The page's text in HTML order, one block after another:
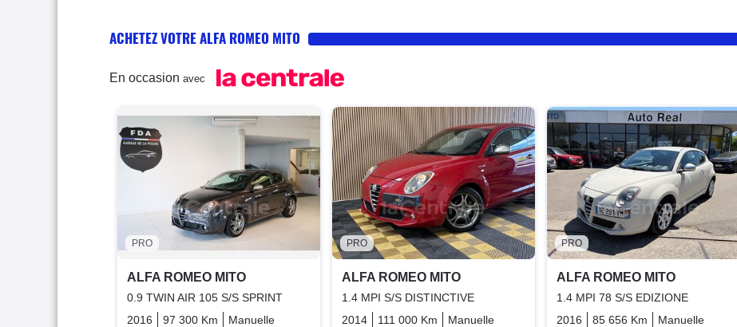
ACHETEZ VOTRE ALFA ROMEO MITO
En occasion avec
PRO
ALFA ROMEO MITO
0.9 TWIN AIR 105 S/S SPRINT
2016
97 300 Km Manuelle
PRO
ALFA ROMEO MITO
1.4 MPI S/S DISTINCTIVE
2014
111 000 Km Manuelle
PRO
ALFA ROMEO MITO
1.4 MPI 78 S/S EDIZIONE
2016
85 656 Km Manuelle